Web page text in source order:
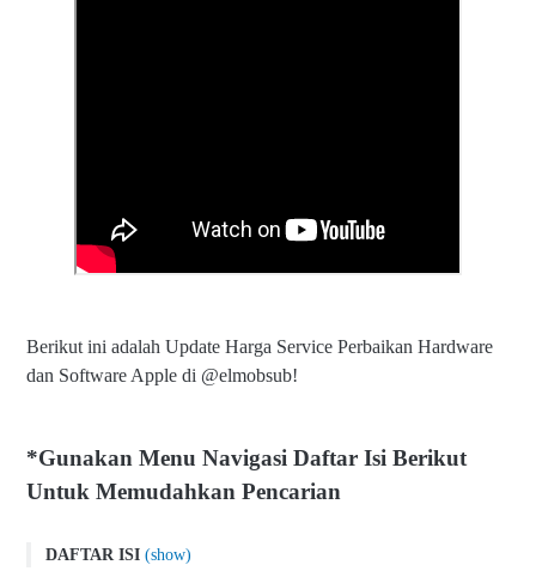
Berikut ini adalah Update Harga Service Perbaikan Hardware
dan Software Apple di @elmobsub!
*Gunakan Menu Navigasi Daftar Isi Berikut
Untuk Memudahkan Pencarian
DAFTAR ISI (show)